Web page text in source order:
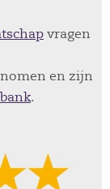
vragen
en zijn
.